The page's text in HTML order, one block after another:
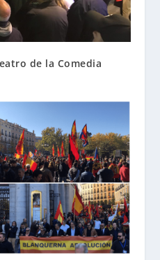
de la Comedia